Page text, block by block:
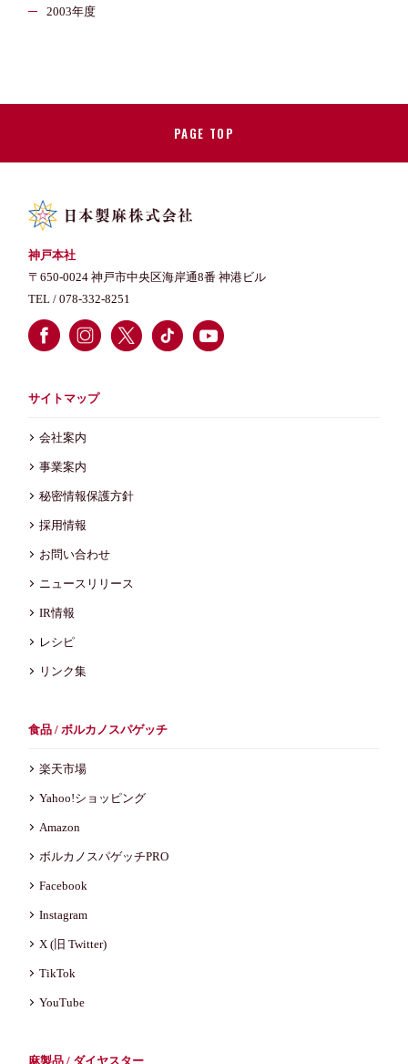
2003年度
PAGE TOP
神戸本社
〒650-0024 神戸市中央区海岸通8番 神港ビル
TEL /078-332-8251
サイトマップ
会社案内
事業案内
秘密情報保護方針
採用情報
お問い合わせ
ニュースリリース
IR情報
レシピ
リンク集
食品 / ボルカノスパゲッチ
楽天市場
Yahoo!ショッピング
Amazon
ボルカノスパゲッチPRO
Facebook
Instagram
X (旧 Twitter)
TikTok
YouTube
麻製品 / ダイヤスター